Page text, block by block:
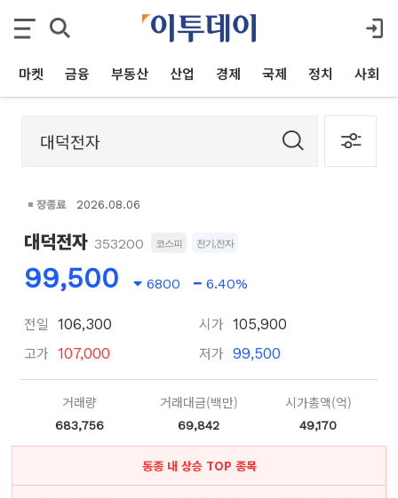
마켓 금융 부동산 산업 경제 국제 정치 사회
장종료 2026.08.06
대덕전자 353200 코스피 전기,전자
99,500 6800 6.40%
전일 106,300
고가 107,000
시가 105,900
저가 99,500
거래량
683,756
거래대금(백만)
69,842
시가총액(억)
49,170
동종 내 상승 TOP 종목